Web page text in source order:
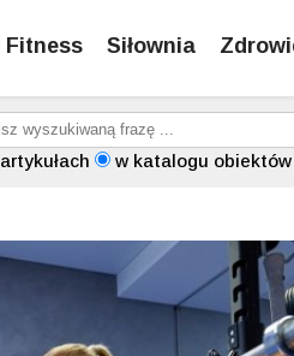
Fitness Siłownia
w katalogu obiektów